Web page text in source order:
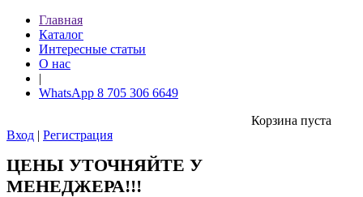
Главная
Каталог
Интересные статьи
О нас
|
WhatsApp 8 705 306 6649
Корзина пуста
Вход | Регистрация
ЦЕНЫ УТОЧНЯЙТЕ У
МЕНЕДЖЕРА!!!